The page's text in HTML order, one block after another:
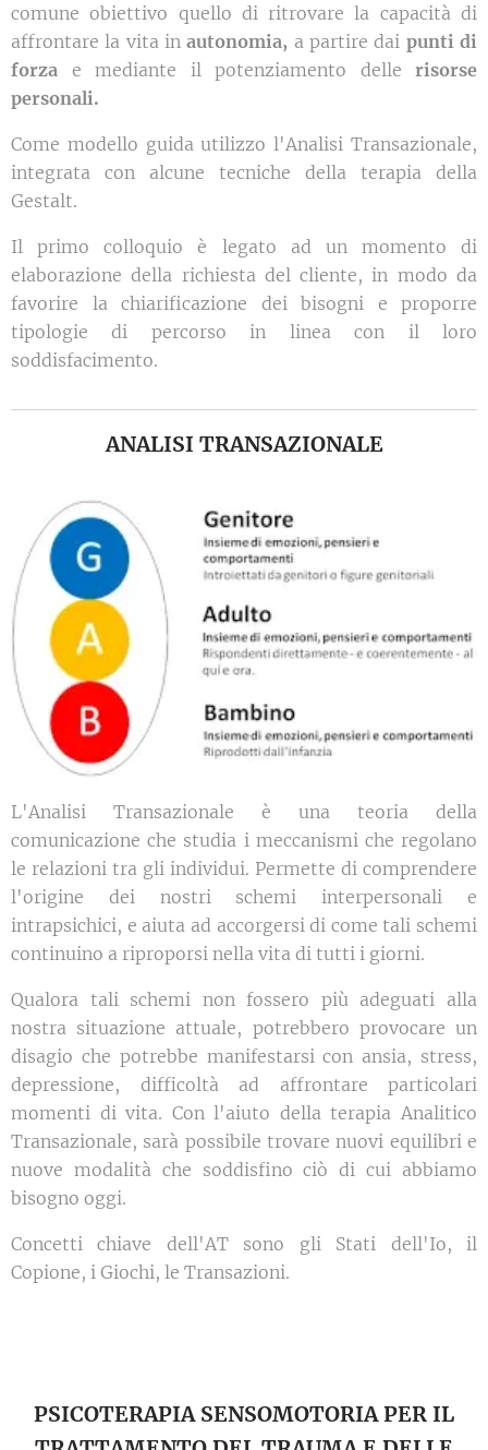
comune obiettivo quello di ritrovare la capacità di
affrontare la vita inautonomia, a partire dai punti di
forza e mediante il potenziamento delle risorse
personali.
Come modello guida utilizzo l'Analisi Transazionale,
integrata con alcune tecniche della terapia della
Gestalt.
Il primo colloquio è legato ad un momento di
elaborazione della richiesta del cliente, in modo da
favorire la chiarificazione dei bisogni e proporre
tipologie di percorso in linea con il loro
soddisfacimento.
ANALISI TRANSAZIONALE
L'Analisi Transazionale è una teoria della
comunicazione che studia i meccanismi che regolano
le relazioni tra gli individui. Permette di comprendere
l'origine dei nostri schemi interpersonali e
intrapsichici, e aiuta ad accorgersi di come tali schemi
continuino a riproporsi nella vita di tutti i giorni.
Qualora tali schemi non fossero più adeguati alla
nostra situazione attuale, potrebbero provocare un
disagio che potrebbe manifestarsi con ansia, stress,
depressione, difficoltà ad affrontare particolari
momenti di vita. Con l'aiuto della terapia Analitico
Transazionale, sarà possibile trovare nuovi equilibri e
nuove modalità che soddisfino ciò di cui abbiamo
bisogno oggi.
Concetti chiave dell'AT sono gli Stati dell'Io, il
Copione, i Giochi, le Transazioni.
PSICOTERAPIA SENSOMOTORIA PER IL